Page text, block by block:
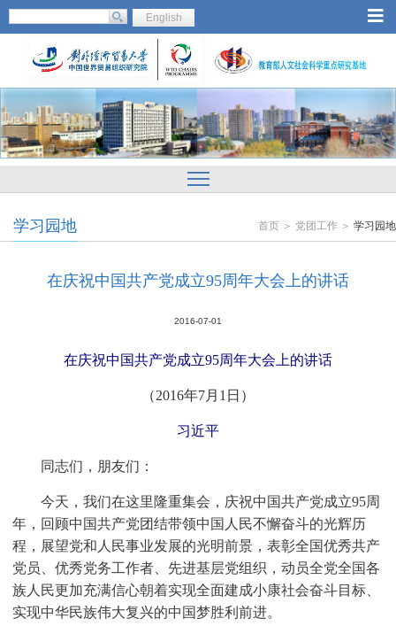
English
学习园地 首页 ＞ 党团工作 ＞ 学习园地
在庆祝中国共产党成立95周年大会上的讲话
2016-07-01
在庆祝中国共产党成立95周年大会上的讲话
（2016年7月1日）
习近平
同志们，朋友们：
今天，我们在这里隆重集会，庆祝中国共产党成立95周
年，回顾中国共产党团结带领中国人民不懈奋斗的光辉历
程，展望党和人民事业发展的光明前景，表彰全国优秀共产
党员、优秀党务工作者、先进基层党组织，动员全党全国各
族人民更加充满信心朝着实现全面建成小康社会奋斗目标、
实现中华民族伟大复兴的中国梦胜利前进。